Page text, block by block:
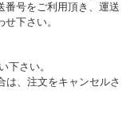
番号をご利用頂き、運送
下さい。
下さい。
、注文をキャンセルさ